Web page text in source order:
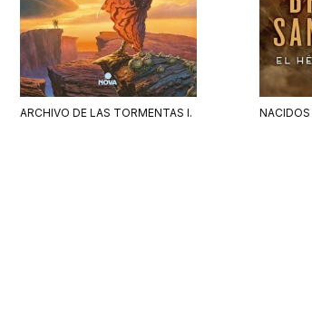
ARCHIVO DE LAS TORMENTAS I.
NACIDOS